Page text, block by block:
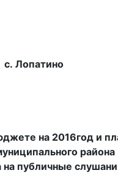
на 2016год и
публичные